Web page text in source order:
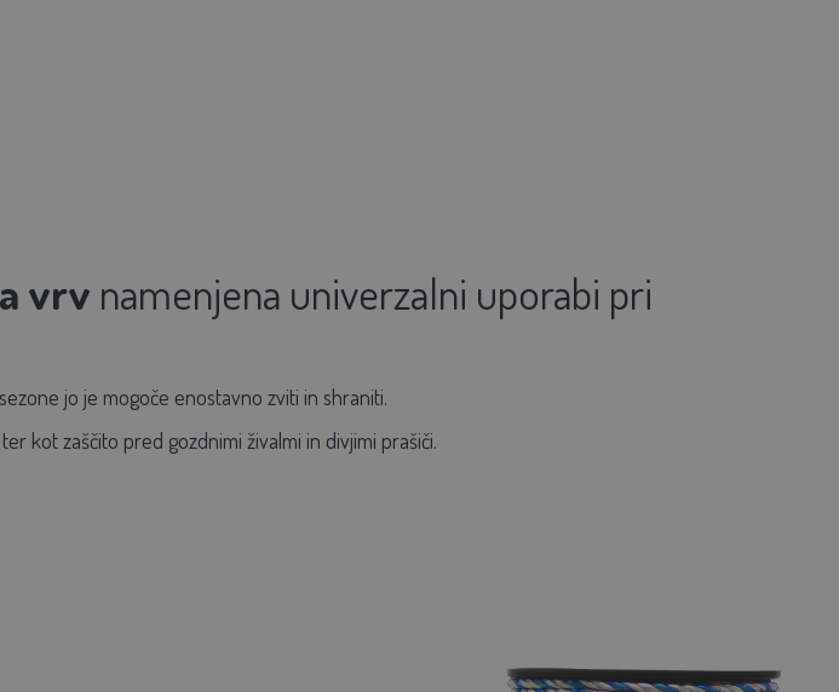
vrv namenjena univerzalni uporabi pri
jo je mogoče enostavno zviti in shraniti.
kot zaščito pred gozdnimi živalmi in divjimi prašiči.